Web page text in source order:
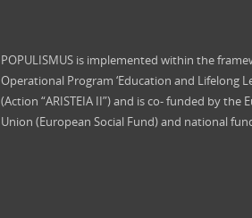
POPULISMUS is implemented within the
Operational Program ‘Education and Lifelong
(Action “ARISTEIA II”) and is co- funded by the
Union (European Social Fund) and national